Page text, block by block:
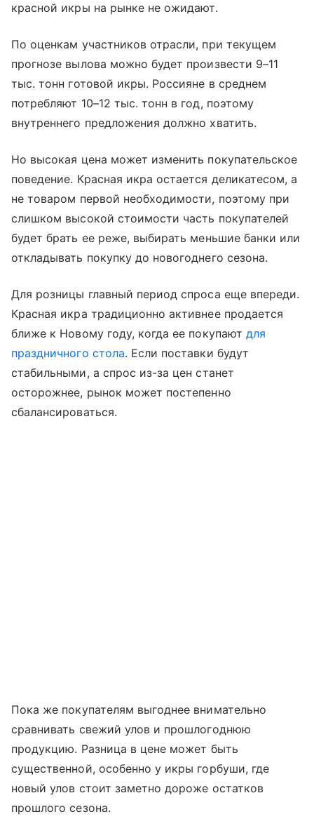
красной икры на рынке не ожидают.
По оценкам участников отрасли, при текущем
прогнозе вылова можно будет произвести 9–11
тыс. тонн готовой икры. Россияне в среднем
потребляют 10–12 тыс. тонн в год, поэтому
внутреннего предложения должно хватить.
Но высокая цена может изменить покупательское
поведение. Красная икра остается деликатесом, а
не товаром первой необходимости, поэтому при
слишком высокой стоимости часть покупателей
будет брать ее реже, выбирать меньшие банки или
откладывать покупку до новогоднего сезона.
Для розницы главный период спроса еще впереди.
Красная икра традиционно активнее продается
ближе к Новому году, когда ее покупают для
праздничного стола. Если поставки будут
стабильными, а спрос из-за цен станет
осторожнее, рынок может постепенно
сбалансироваться.
Пока же покупателям выгоднее внимательно
сравнивать свежий улов и прошлогоднюю
продукцию. Разница в цене может быть
существенной, особенно у икры горбуши, где
новый улов стоит заметно дороже остатков
прошлого сезона.